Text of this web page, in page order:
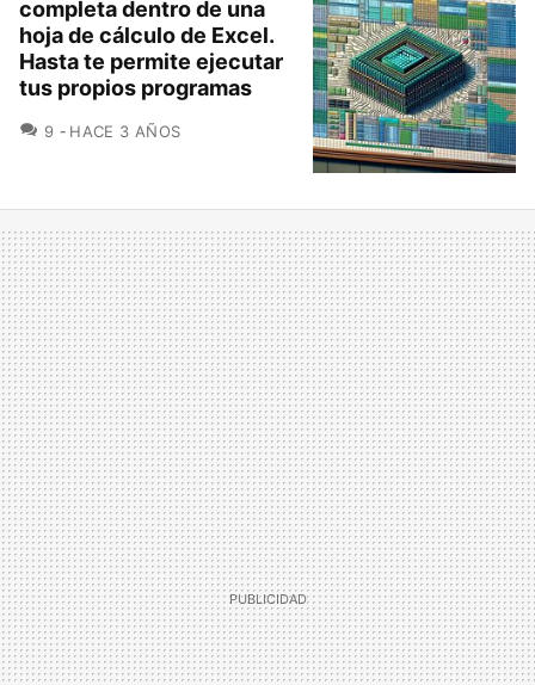
completa dentro de una
hoja de cálculo de Excel.
Hasta te permite ejecutar
tus propios programas
9 COMENTARIOS
HACE 3 AÑOS